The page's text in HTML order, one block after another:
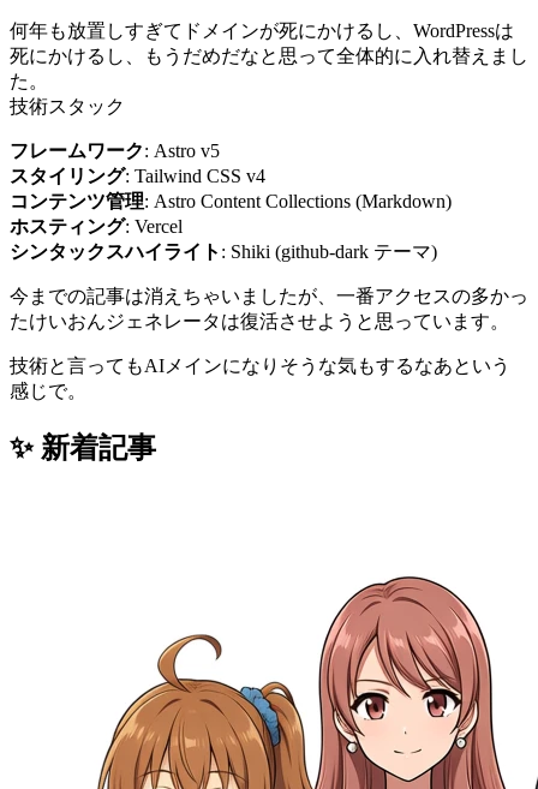
何年も放置しすぎてドメインが死にかけるし、WordPressは
死にかけるし、もうだめだなと思って全体的に入れ替えまし
た。
技術スタック
フレームワーク: Astro v5
スタイリング: Tailwind CSS v4
コンテンツ管理: Astro Content Collections (Markdown)
ホスティング: Vercel
シンタックスハイライト : Shiki (github-dark テーマ)
今までの記事は消えちゃいましたが、一番アクセスの多かっ
たけいおんジェネレータは復活させようと思っています。
技術と言ってもAIメインになりそうな気もするなあという
感じで。
✨ 新着記事